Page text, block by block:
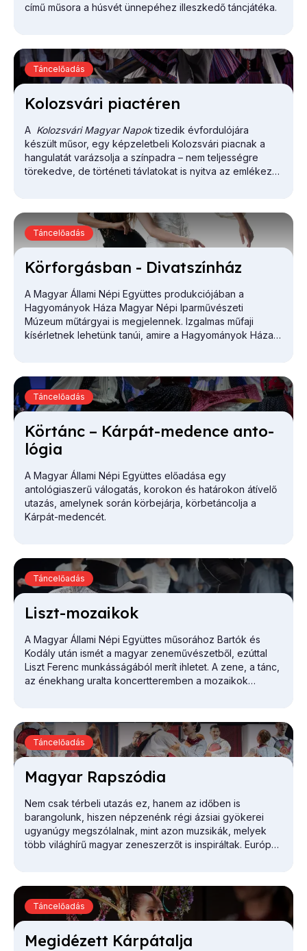
című műsora a húsvét ünnepéhez illeszkedő táncjátéka.
Ko­lozs­vá­ri pi­ac­té­ren
A Kolozsvári Magyar Napoktizedik évfordulójára
készült műsor, egy képzeletbeli Kolozsvári piacnak a
hangulatát varázsolja a színpadra – nem teljességre
törekedve, de történeti távlatokat is nyitva az emlékezet
Táncelőadás
Kör­for­gás­ban - Di­vat­szín­ház
A Magyar Állami Népi Együttes produkciójában a
Hagyományok Háza Magyar Népi Iparművészeti
Múzeum műtárgyai is megjelennek. Izgalmas műfaji
kísérletnek lehetünk tanúi, amire a Hagyományok Háza
Táncelőadás
Kör­tánc – Kár­pát-me­den­ce an­to­
ló­gia
A Magyar Állami Népi Együttes előadása egy
antológiaszerű válogatás, korokon és határokon átívelő
utazás, amelynek során körbejárja, körbetáncolja a
Kárpát-medencét.
Táncelőadás
Liszt-mo­za­i­kok
A Magyar Állami Népi Együttes műsorához Bartók és
Kodály után ismét a magyar zeneművészetből, ezúttal
Liszt Ferenc munkásságából merít ihletet. A zene, a tánc,
az énekhang uralta koncertteremben a mozaikok
találjon.
Táncelőadás
Ma­gyar Rap­szó­dia
Nem csak térbeli utazás ez, hanem az időben is
barangolunk, hiszen népzenénk régi ázsiai gyökerei
ugyanúgy megszólalnak, mint azon muzsikák, melyek
több világhírű magyar zeneszerzőt is inspiráltak. Európa
Táncelőadás
Meg­idé­zett Kár­pát­al­ja
Táncelőadás